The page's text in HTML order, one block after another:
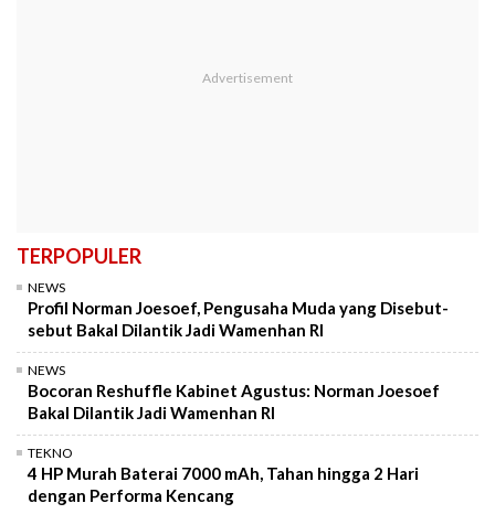
TERPOPULER
NEWS
Profil Norman Joesoef, Pengusaha Muda yang Disebut-
sebut Bakal Dilantik Jadi Wamenhan RI
NEWS
Bocoran Reshuffle Kabinet Agustus: Norman Joesoef
Bakal Dilantik Jadi Wamenhan RI
TEKNO
4 HP Murah Baterai 7000 mAh, Tahan hingga 2 Hari
dengan Performa Kencang